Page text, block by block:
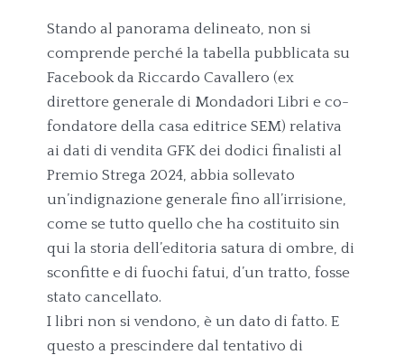
Stando al panorama delineato, non si
comprende perché la tabella pubblicata su
Facebook da Riccardo Cavallero (ex
direttore generale di Mondadori Libri e co-
fondatore della casa editrice SEM) relativa
ai dati di vendita GFK dei dodici finalisti al
Premio Strega 2024, abbia sollevato
un’indignazione generale fino all’irrisione,
come se tutto quello che ha costituito sin
qui la storia dell’editoria satura di ombre, di
sconfitte e di fuochi fatui, d’un tratto, fosse
stato cancellato.
I libri non si vendono, è un dato di fatto. E
questo a prescindere dal tentativo di